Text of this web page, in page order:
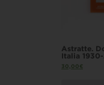
Astratte.
Italia
30,00€